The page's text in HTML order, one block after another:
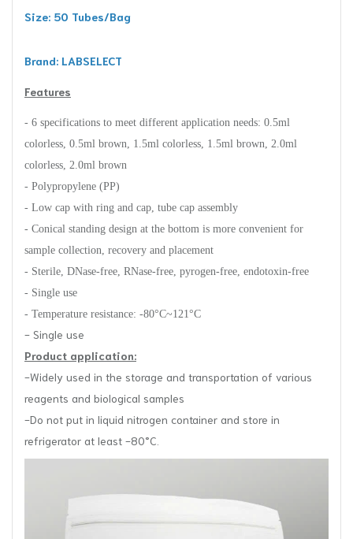
Size: 50 Tubes/Bag
Brand: LABSELECT
Features
- 6 specifications to meet different application needs: 0.5ml
colorless, 0.5ml brown, 1.5ml colorless, 1.5ml brown, 2.0ml
colorless, 2.0ml brown
- Polypropylene (PP)
- Low cap with ring and cap, tube cap assembly
- Conical standing design at the bottom is more convenient for
sample collection, recovery and placement
- Sterile, DNase-free, RNase-free, pyrogen-free, endotoxin-free
- Single use
- Temperature resistance: -80°C~121°C
- Single use
Product application:
-Widely used in the storage and transportation of various
reagents and biological samples
-Do not put in liquid nitrogen container and store in
refrigerator at least -80°C.